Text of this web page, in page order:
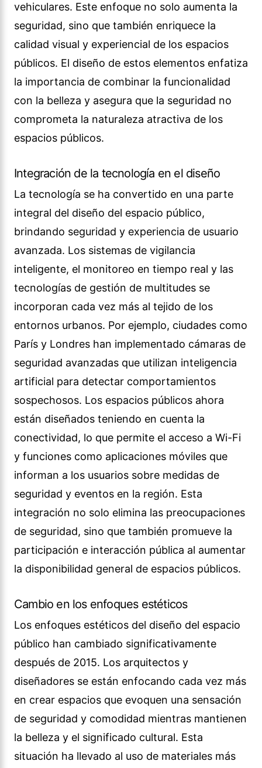
vehiculares. Este enfoque no solo aumenta la
seguridad, sino que también enriquece la
calidad visual y experiencial de los espacios
públicos. El diseño de estos elementos enfatiza
la importancia de combinar la funcionalidad
con la belleza y asegura que la seguridad no
comprometa la naturaleza atractiva de los
espacios públicos.
Integración de la tecnología en el diseño
La tecnología se ha convertido en una parte
integral del diseño del espacio público,
brindando seguridad y experiencia de usuario
avanzada. Los sistemas de vigilancia
inteligente, el monitoreo en tiempo real y las
tecnologías de gestión de multitudes se
incorporan cada vez más al tejido de los
entornos urbanos. Por ejemplo, ciudades como
París y Londres han implementado cámaras de
seguridad avanzadas que utilizan inteligencia
artificial para detectar comportamientos
sospechosos. Los espacios públicos ahora
están diseñados teniendo en cuenta la
conectividad, lo que permite el acceso a Wi-Fi
y funciones como aplicaciones móviles que
informan a los usuarios sobre medidas de
seguridad y eventos en la región. Esta
integración no solo elimina las preocupaciones
de seguridad, sino que también promueve la
participación e interacción pública al aumentar
la disponibilidad general de espacios públicos.
Cambio en los enfoques estéticos
Los enfoques estéticos del diseño del espacio
público han cambiado significativamente
después de 2015. Los arquitectos y
diseñadores se están enfocando cada vez más
en crear espacios que evoquen una sensación
de seguridad y comodidad mientras mantienen
la belleza y el significado cultural. Esta
situación ha llevado al uso de materiales más